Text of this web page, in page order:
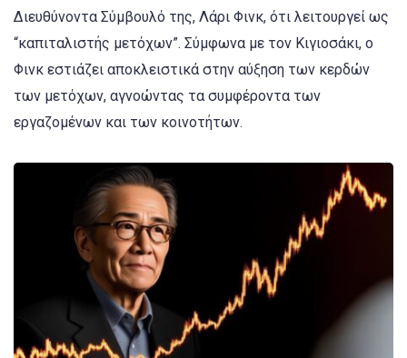
Διευθύνοντα Σύμβουλό της, Λάρι Φινκ, ότι λειτουργεί ως
“καπιταλιστής μετόχων”. Σύμφωνα με τον Κιγιοσάκι, ο
Φινκ εστιάζει αποκλειστικά στην αύξηση των κερδών
των μετόχων, αγνοώντας τα συμφέροντα των
εργαζομένων και των κοινοτήτων.